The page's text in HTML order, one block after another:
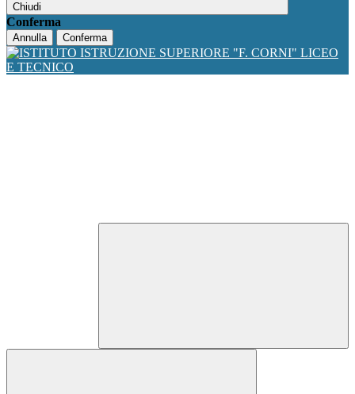
Chiudi
Conferma
Annulla Conferma